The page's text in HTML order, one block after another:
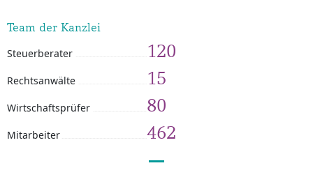
Team der Kanzlei
Steuerberater 120
Rechtsanwälte 15
Wirtschaftsprüfer 80
Mitarbeiter 462